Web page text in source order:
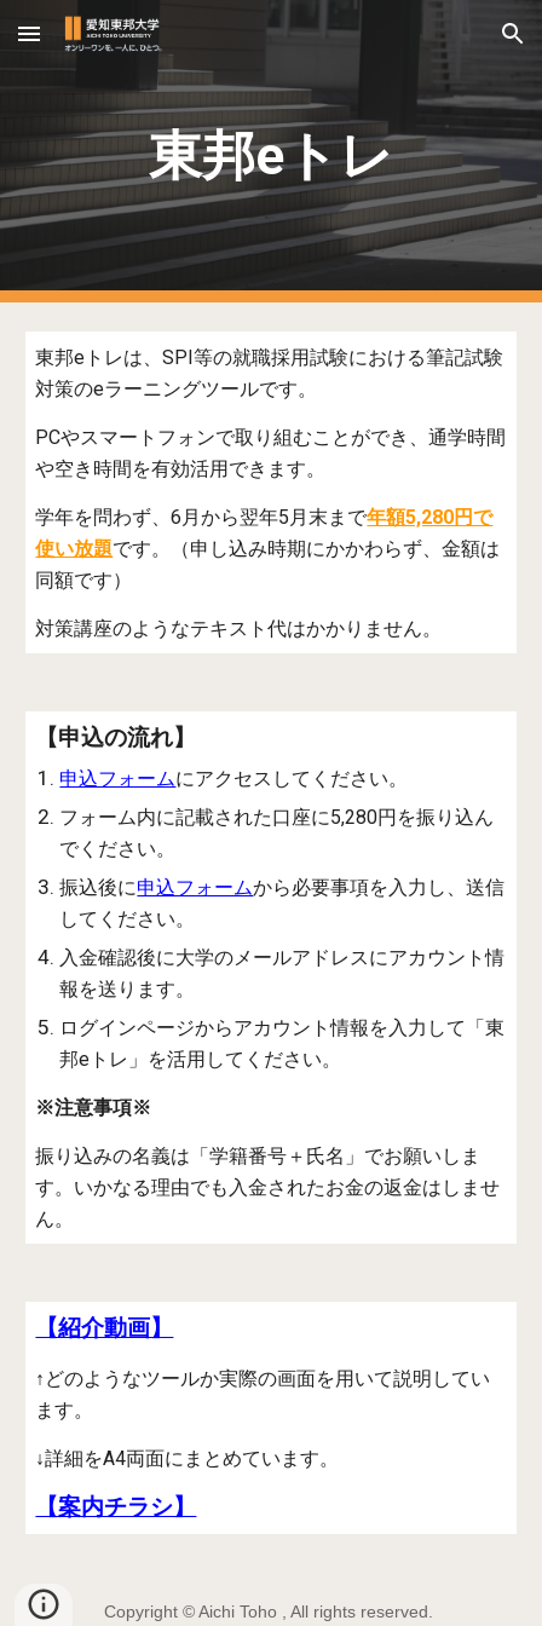
Skip to main content Skip to navigation
東邦eトレ
東邦eトレは、SPI等の就職採用試験における筆記試験
対策のeラーニングツールです。
PCやスマートフォンで取り組むことができ、通学時間
や空き時間を有効活用できます。
学年を問わず、6月から翌年5月末まで年額5,280円で
使い放題です。（申し込み時期にかかわらず、金額は
同額です）
対策講座のようなテキスト代はかかりません。
【申込の流れ】
申込フォームにアクセスしてください。
フォーム内に記載された口座に5,280円を振り込ん
でください。
振込後に申込フォームから必要事項を入力し、送信
してください。
入金確認後に大学のメールアドレスにアカウント情
報を送ります。
ログインページからアカウント情報を入力して「東
邦eトレ」を活用してください。
※注意事項※
振り込みの名義は「学籍番号＋氏名」でお願いしま
す。いかなる理由でも入金されたお金の返金はしませ
ん。
【紹介動画】
↑どのようなツールか実際の画面を用いて説明してい
ます。
↓詳細をA4両面にまとめています。
【案内チラシ】
Copyright © Aichi Toho , All rights reserved.